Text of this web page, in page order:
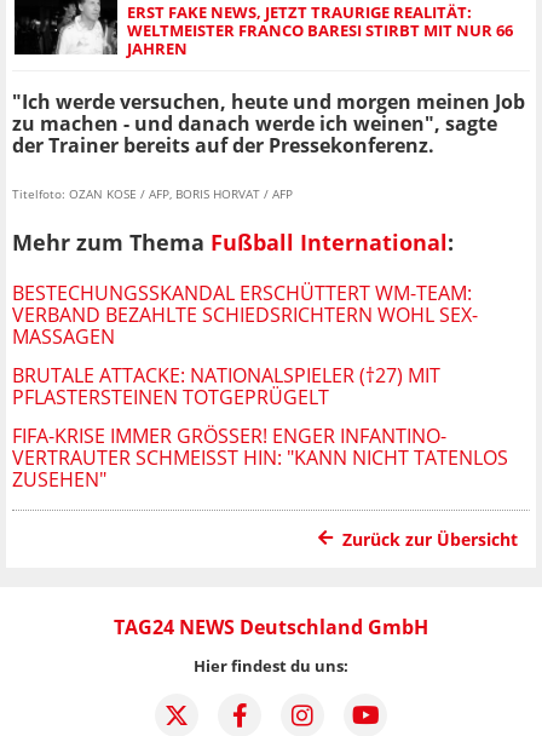
ERST FAKE NEWS, JETZT TRAURIGE REALITÄT:
WELTMEISTER FRANCO BARESI STIRBT MIT NUR 66
JAHREN
"Ich werde versuchen, heute und morgen meinen Job
zu machen - und danach werde ich weinen", sagte
der Trainer bereits auf der Pressekonferenz.
Titelfoto: OZAN KOSE / AFP, BORIS HORVAT / AFP
Mehr zum Thema Fußball International:
BESTECHUNGSSKANDAL ERSCHÜTTERT WM-TEAM:
VERBAND BEZAHLTE SCHIEDSRICHTERN WOHL SEX-
MASSAGEN
BRUTALE ATTACKE: NATIONALSPIELER (†27) MIT
PFLASTERSTEINEN TOTGEPRÜGELT
FIFA-KRISE IMMER GRÖSSER! ENGER INFANTINO-V
ERTRAUTER SCHMEISST HIN: "KANN NICHT TATENLOS ZU
SEHEN"
Zurück zur Übersicht
TAG24 NEWS Deutschland GmbH
Hier findest du uns: